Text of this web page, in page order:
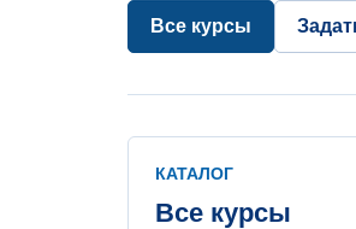
Все курсы
КАТАЛОГ
Все курсы